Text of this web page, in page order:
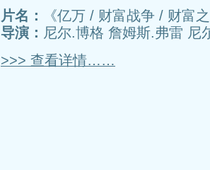
片名：
《亿万 / 财富战争 / 财富
导演： 尼尔.博格 詹姆斯.弗雷
>>> 查看详情……